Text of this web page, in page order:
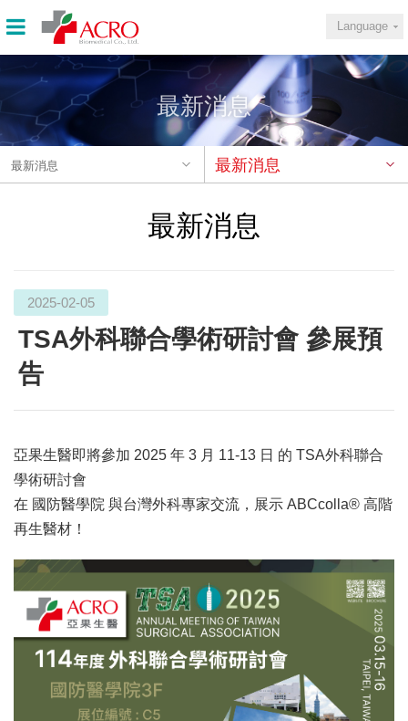
Language
最新消息
最新消息 最新消息
最新消息
2025-02-05
TSA外科聯合學術研討會 參展預
告
亞果生醫即將參加 2025 年 3 月 11-13 日 的 TSA外科聯合
學術研討會
在 國防醫學院 與台灣外科專家交流，展示 ABCcolla® 高階
再生醫材！